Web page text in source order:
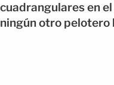
cuadrangulares en
ningún otro pelotero